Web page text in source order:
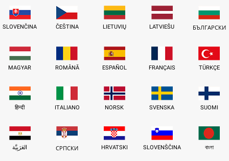
SLOVENČINA ČEŠTINA LIETUVIŲ LATVIEŠU БЪЛГАРСКИ
MAGYAR ROMÂNĂ ESPAÑOL FRANÇAIS TÜRKÇE
हिन्दी ITALIANO NORSK SVENSKA SUOMI
العَرَبِيَّة СРПСКИ HRVATSKI SLOVENŠČINA বাংলা